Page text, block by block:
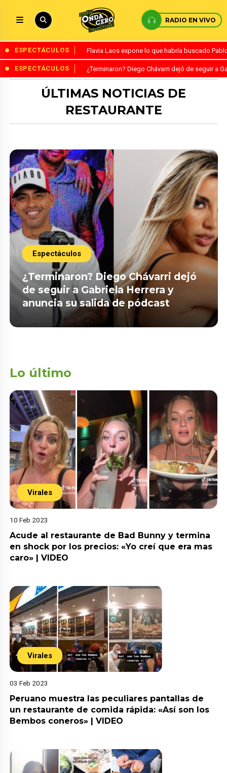
RADIO EN VIVO
ESPECTÁCULOS Flavia Laos expone lo que habría buscado
ESPECTÁCULOS ¿Terminaron? Diego Chávarri dejó de seguir a
ÚLTIMAS NOTICIAS DE
RESTAURANTE
Espectáculos
¿Terminaron? Diego Chávarri dejó
de seguir a Gabriela Herrera y
anuncia su salida de pódcast
Lo último
Virales
10 Feb 2023
Acude al restaurante de Bad Bunny y termina
en shock por los precios: «Yo creí que era mas
caro» | VIDEO
Virales
03 Feb 2023
Peruano muestra las peculiares pantallas de
un restaurante de comida rápida: «Así son los
Bembos coneros» | VIDEO